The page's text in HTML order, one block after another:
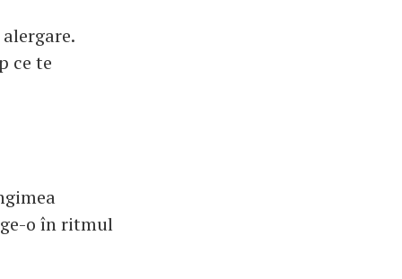
ce te
o în ritmul